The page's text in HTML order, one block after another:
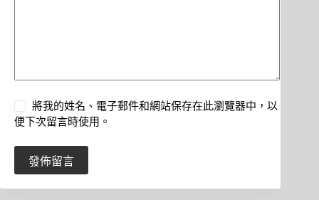
將我的姓名、電子郵件和網站保存在此瀏覽器中，以
便下次留言時使用。
發佈留言